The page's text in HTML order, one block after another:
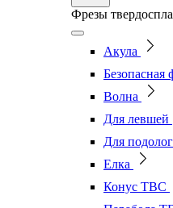
Фрезы
Акула
Безопасная
Волна
Для левшей
Для
Елка
Конус ТВС